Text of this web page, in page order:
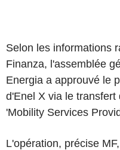
Selon les informations
Finanza, l'assemblée
Energia a approuvé le
d'Enel X via le
'Mobility Services
L'opération, précise